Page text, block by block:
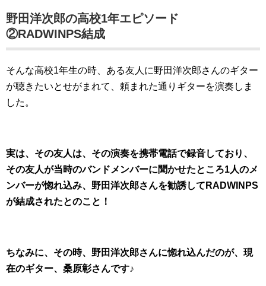
野田洋次郎の高校1年エピソード
②RADWINPS結成
そんな高校1年生の時、ある友人に野田洋次郎さんのギター
が聴きたいとせがまれて、頼まれた通りギターを演奏しま
した。
実は、その友人は、その演奏を携帯電話で録音しており、
その友人が当時のバンドメンバーに聞かせたところ1人のメ
ンバーが惚れ込み、野田洋次郎さんを勧誘してRADWINPS
が結成されたとのこと！
ちなみに、その時、野田洋次郎さんに惚れ込んだのが、現
在のギター、桑原彰さんです♪